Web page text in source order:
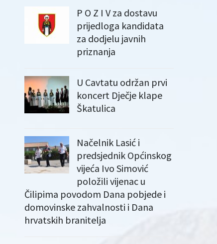
P O Z I V za dostavu
prijedloga kandidata
za dodjelu javnih
priznanja
U Cavtatu održan prvi
koncert Dječje klape
Škatulica
Načelnik Lasić i
predsjednik Općinskog
vijeća Ivo Simović
položili vijenac u
Čilipima povodom Dana pobjede i
domovinske zahvalnosti i Dana
hrvatskih branitelja